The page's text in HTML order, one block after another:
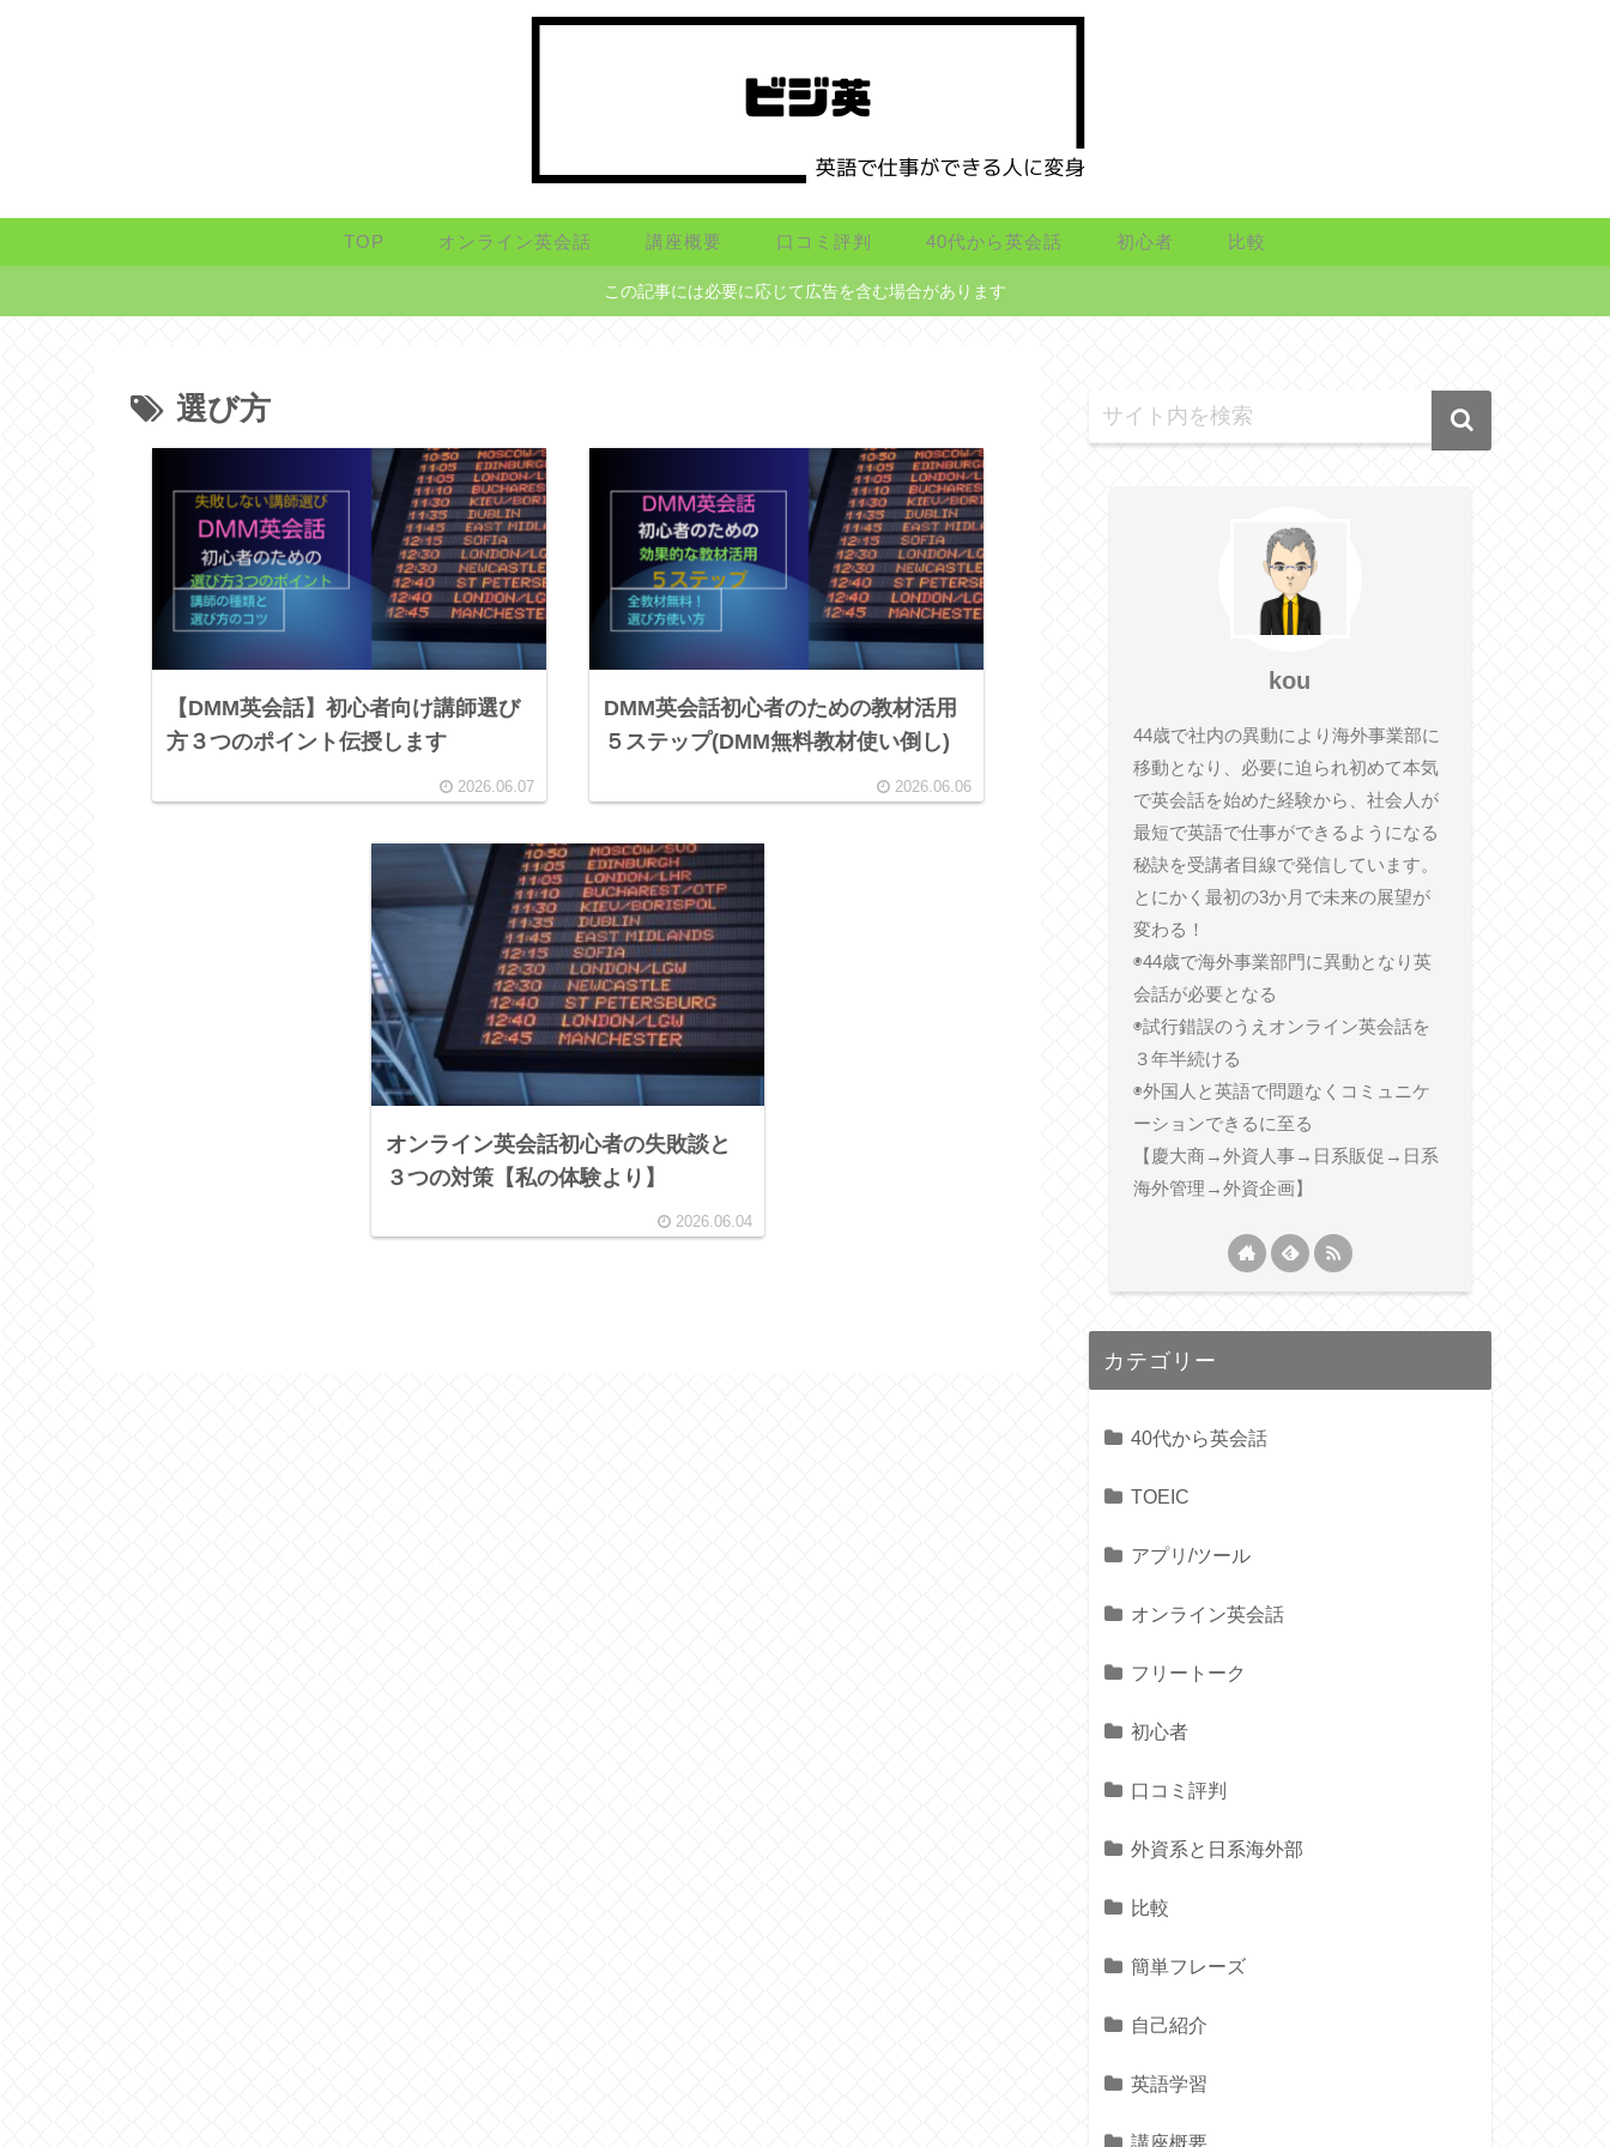
TOP オンライン英会話 講座概要 口コミ評判 40代から英会話 初心者 比較
この記事には必要に応じて広告を含む場合があります
選び方
【DMM英会話】初心者向け講師選び
方３つのポイント伝授します
2026.06.07
DMM英会話初心者のための教材活用
５ステップ(DMM無料教材使い倒し)
2026.06.06
オンライン英会話初心者の失敗談と
３つの対策【私の体験より】
2026.06.04
kou
44歳で社内の異動により海外事業部に
移動となり、必要に迫られ初めて本気
で英会話を始めた経験から、社会人が
最短で英語で仕事ができるようになる
秘訣を受講者目線で発信しています。
とにかく最初の3か月で未来の展望が
変わる！
◉44歳で海外事業部門に異動となり英
会話が必要となる
◉試行錯誤のうえオンライン英会話を
３年半続ける
◉外国人と英語で問題なくコミュニケ
ーションできるに至る
【慶大商→外資人事→日系販促→日系
海外管理→外資企画】
カテゴリー
40代から英会話
TOEIC
アプリ/ツール
オンライン英会話
フリートーク
初心者
口コミ評判
外資系と日系海外部
比較
簡単フレーズ
自己紹介
英語学習
講座概要